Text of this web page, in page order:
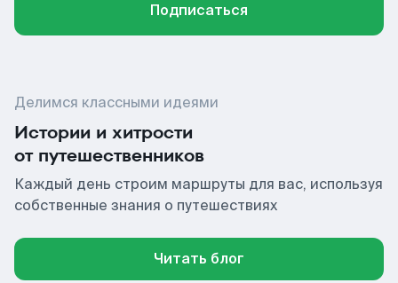
Подписаться
Делимся классными идеями
Истории и хитрости
от путешественников
Каждый день строим маршруты для вас, используя
собственные знания о путешествиях
Читать блог